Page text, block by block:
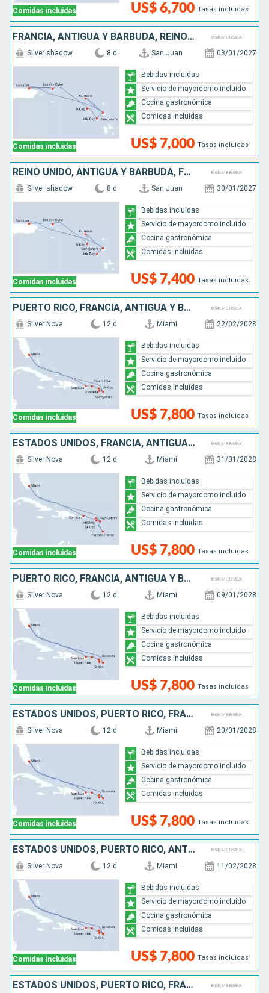
Comidas incluidas US$ 6,700 Tasas incluidas
FRANCIA, ANTIGUA Y BARBUDA, REINO UNIDO, PUERTO RICO
Comidas incluidas
Silver shadow 8 d San Juan 03/01/2027
US$ 7,000 Tasas incluidas
Bebidas incluidas
Servicio de mayordomo incluido
Cocina gastronómica
Comidas incluidas
REINO UNIDO, ANTIGUA Y BARBUDA, FRANCIA, PUERTO RICO
Comidas incluidas
Silver shadow 8 d San Juan 30/01/2027
US$ 7,400 Tasas incluidas
Bebidas incluidas
Servicio de mayordomo incluido
Cocina gastronómica
Comidas incluidas
PUERTO RICO, FRANCIA, ANTIGUA Y BARBUDA, ESTADOS UNIDOS
Comidas incluidas
Silver Nova 12 d Miami 22/02/2028
US$ 7,800 Tasas incluidas
Bebidas incluidas
Servicio de mayordomo incluido
Cocina gastronómica
Comidas incluidas
ESTADOS UNIDOS, FRANCIA, ANTIGUA Y BARBUDA, PUERTO RICO
Comidas incluidas
Silver Nova 12 d Miami 31/01/2028
US$ 7,800 Tasas incluidas
Bebidas incluidas
Servicio de mayordomo incluido
Cocina gastronómica
Comidas incluidas
PUERTO RICO, FRANCIA, ANTIGUA Y BARBUDA, ESTADOS UNIDOS
Comidas incluidas
Silver Nova 12 d Miami 09/01/2028
US$ 7,800 Tasas incluidas
Bebidas incluidas
Servicio de mayordomo incluido
Cocina gastronómica
Comidas incluidas
ESTADOS UNIDOS, PUERTO RICO, FRANCIA, ANTIGUA Y BARBUDA
Comidas incluidas
Silver Nova 12 d Miami 20/01/2028
US$ 7,800 Tasas incluidas
Bebidas incluidas
Servicio de mayordomo incluido
Cocina gastronómica
Comidas incluidas
ESTADOS UNIDOS, PUERTO RICO, ANTIGUA Y BARBUDA, FRANCIA
Comidas incluidas
Silver Nova 12 d Miami 11/02/2028
US$ 7,800 Tasas incluidas
Bebidas incluidas
Servicio de mayordomo incluido
Cocina gastronómica
Comidas incluidas
ESTADOS UNIDOS, PUERTO RICO, FRANCIA, ANTIGUA Y BARBUDA